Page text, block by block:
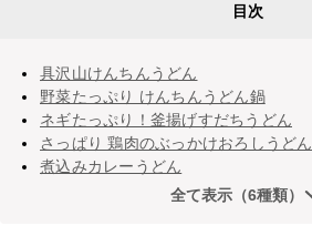
目次
具沢山けんちんうどん
野菜たっぷり けんちんうどん鍋
ネギたっぷり！釜揚げすだちうどん
さっぱり 鶏肉のぶっかけおろしうどん
煮込みカレーうどん
全て表示（6種類）